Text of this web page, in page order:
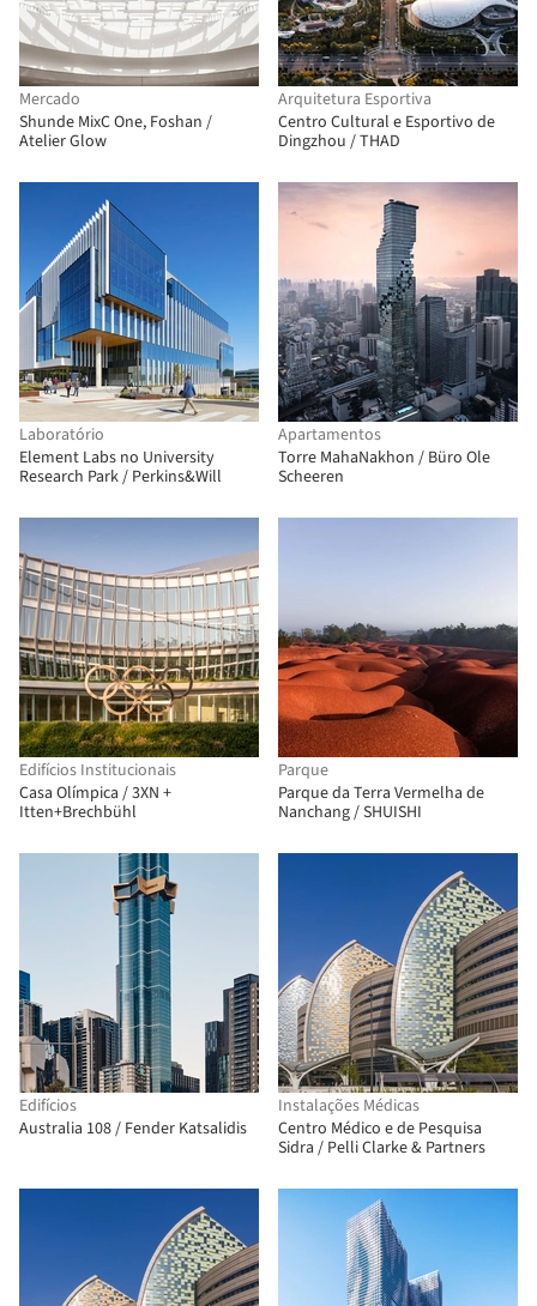
Mercado
Shunde MixC One, Foshan /
Atelier Glow
Arquitetura Esportiva
Centro Cultural e Esportivo de
Dingzhou / THAD
Laboratório
Element Labs no University
Research Park / Perkins&Will
Apartamentos
Torre MahaNakhon / Büro Ole
Scheeren
Edifícios Institucionais
Casa Olímpica / 3XN +
Itten+Brechbühl
Parque
Parque da Terra Vermelha de
Nanchang / SHUISHI
Edifícios
Australia 108 / Fender Katsalidis
Instalações Médicas
Centro Médico e de Pesquisa
Sidra / Pelli Clarke & Partners